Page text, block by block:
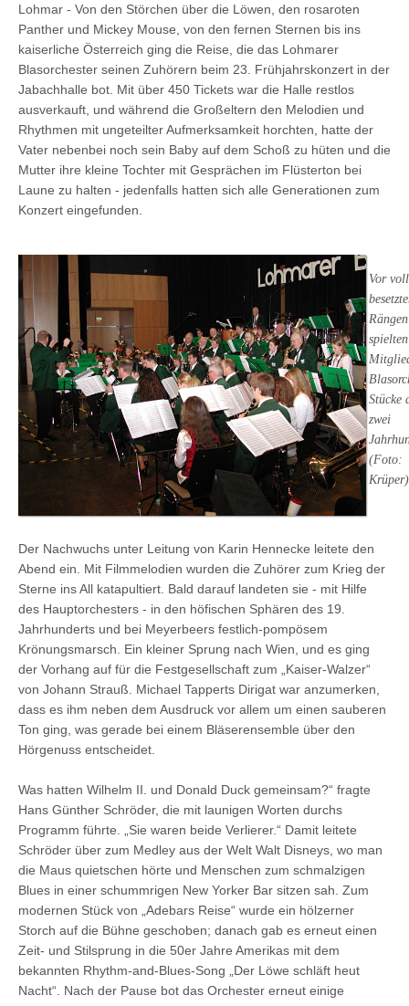
Lohmar - Von den Störchen über die Löwen, den rosaroten
Panther und Mickey Mouse, von den fernen Sternen bis ins
kaiserliche Österreich ging die Reise, die das Lohmarer
Blasorchester seinen Zuhörern beim 23. Frühjahrskonzert in der
Jabachhalle bot. Mit über 450 Tickets war die Halle restlos
ausverkauft, und während die Großeltern den Melodien und
Rhythmen mit ungeteilter Aufmerksamkeit horchten, hatte der
Vater nebenbei noch sein Baby auf dem Schoß zu hüten und die
Mutter ihre kleine Tochter mit Gesprächen im Flüsterton bei
Laune zu halten - jedenfalls hatten sich alle Generationen zum
Konzert eingefunden.
Vor voll
Rängen
Stücke
zwei
(Foto:
Krüper)
Der Nachwuchs unter Leitung von Karin Hennecke leitete den
Abend ein. Mit Filmmelodien wurden die Zuhörer zum Krieg der
Sterne ins All katapultiert. Bald darauf landeten sie - mit Hilfe
des Hauptorchesters - in den höfischen Sphären des 19.
Jahrhunderts und bei Meyerbeers festlich-pompösem
Krönungsmarsch. Ein kleiner Sprung nach Wien, und es ging
der Vorhang auf für die Festgesellschaft zum „Kaiser-Walzer“
von Johann Strauß. Michael Tapperts Dirigat war anzumerken,
dass es ihm neben dem Ausdruck vor allem um einen sauberen
Ton ging, was gerade bei einem Bläserensemble über den
Hörgenuss entscheidet.
Was hatten Wilhelm II. und Donald Duck gemeinsam?“ fragte
Hans Günther Schröder, die mit launigen Worten durchs
Programm führte. „Sie waren beide Verlierer.“ Damit leitete
Schröder über zum Medley aus der Welt Walt Disneys, wo man
die Maus quietschen hörte und Menschen zum schmalzigen
Blues in einer schummrigen New Yorker Bar sitzen sah. Zum
modernen Stück von „Adebars Reise“ wurde ein hölzerner
Storch auf die Bühne geschoben; danach gab es erneut einen
Zeit- und Stilsprung in die 50er Jahre Amerikas mit dem
bekannten Rhythm-and-Blues-Song „Der Löwe schläft heut
Nacht“. Nach der Pause bot das Orchester erneut einige